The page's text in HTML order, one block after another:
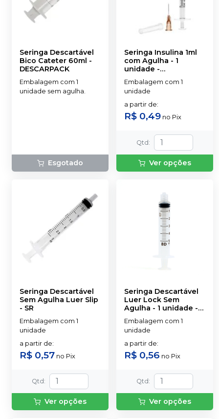
Seringa Descartável
Bico Cateter 60ml -
DESCARPACK
Embalagem com 1
unidade sem agulha.
Esgotado
Seringa Insulina 1ml
com Agulha - 1
unidade -
DESCARPACK
Embalagem com 1
unidade
a partir de:
R$ 0,49 no Pix
Qtd :
Ver opções
Seringa Descartável
Sem Agulha Luer Slip
- SR
Embalagem com 1
unidade
a partir de:
R$ 0,57 no Pix
Qtd :
Ver opções
Seringa Descartável
Luer Lock Sem
Agulha - 1 unidade -
Embalagem com 1
unidade
a partir de:
R$ 0,56 no Pix
Qtd :
Ver opções